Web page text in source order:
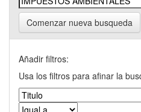
Comenzar nueva busqueda
Añadir filtros:
Usa los filtros para afinar la